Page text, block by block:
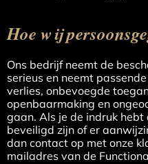
Hoe wij
Ons bedrijf neemt de
serieus en neemt
verlies, onbevoegde
openbaarmaking en
gaan. Als je de indruk
beveiligd zijn of er
dan contact op met onze
mailadres van de